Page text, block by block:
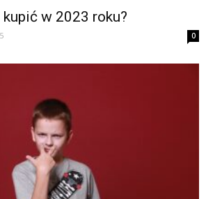
w 2023 roku?
0